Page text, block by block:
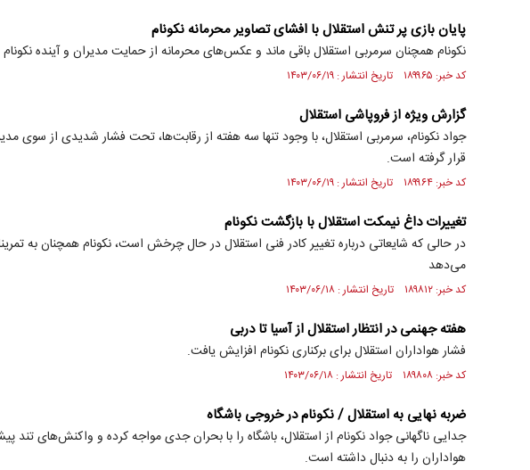
پایان بازی پر تنش استقلال با افشای تصاویر محرمانه نکونام
نکونام همچنان سرمربی استقلال باقی ماند و عکس‌های محرمانه از حمایت مدیران و آینده نکونام
کد خبر: ۱۸۹۹۶۵ تاریخ انتشار : ۱۴۰۳/۰۶/۱۹
گزارش ویژه از فروپاشی استقلال
جواد نکونام، سرمربی استقلال، با وجود تنها سه هفته از رقابت‌ها، تحت فشار شدیدی از سوی
قرار گرفته است.
کد خبر: ۱۸۹۹۶۴ تاریخ انتشار : ۱۴۰۳/۰۶/۱۹
تغییرات داغ نیمکت استقلال با بازگشت نکونام
در حالی که شایعاتی درباره تغییر کادر فنی استقلال در حال چرخش است، نکونام همچنان به
می‌دهد
کد خبر: ۱۸۹۸۱۲ تاریخ انتشار : ۱۴۰۳/۰۶/۱۸
هفته جهنمی در انتظار استقلال از آسیا تا دربی
فشار هواداران استقلال برای برکناری نکونام افزایش یافت.
کد خبر: ۱۸۹۸۰۸ تاریخ انتشار : ۱۴۰۳/۰۶/۱۸
ضربه نهایی به استقلال / نکونام در خروجی باشگاه
جدایی ناگهانی جواد نکونام از استقلال، باشگاه را با بحران جدی مواجه کرده و واکنش‌های تند
هواداران را به دنبال داشته است.